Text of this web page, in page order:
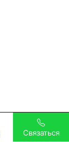
Связаться